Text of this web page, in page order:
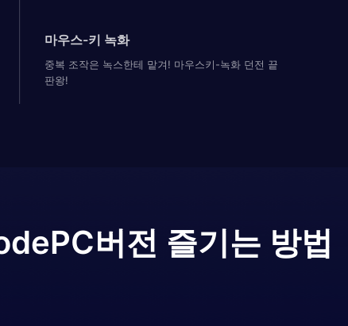
마우스-키 녹화
중복 조작은 녹스한테 맡겨! 마우스키-녹화 던전 끝
판왕!
PC버전 즐기는 방법